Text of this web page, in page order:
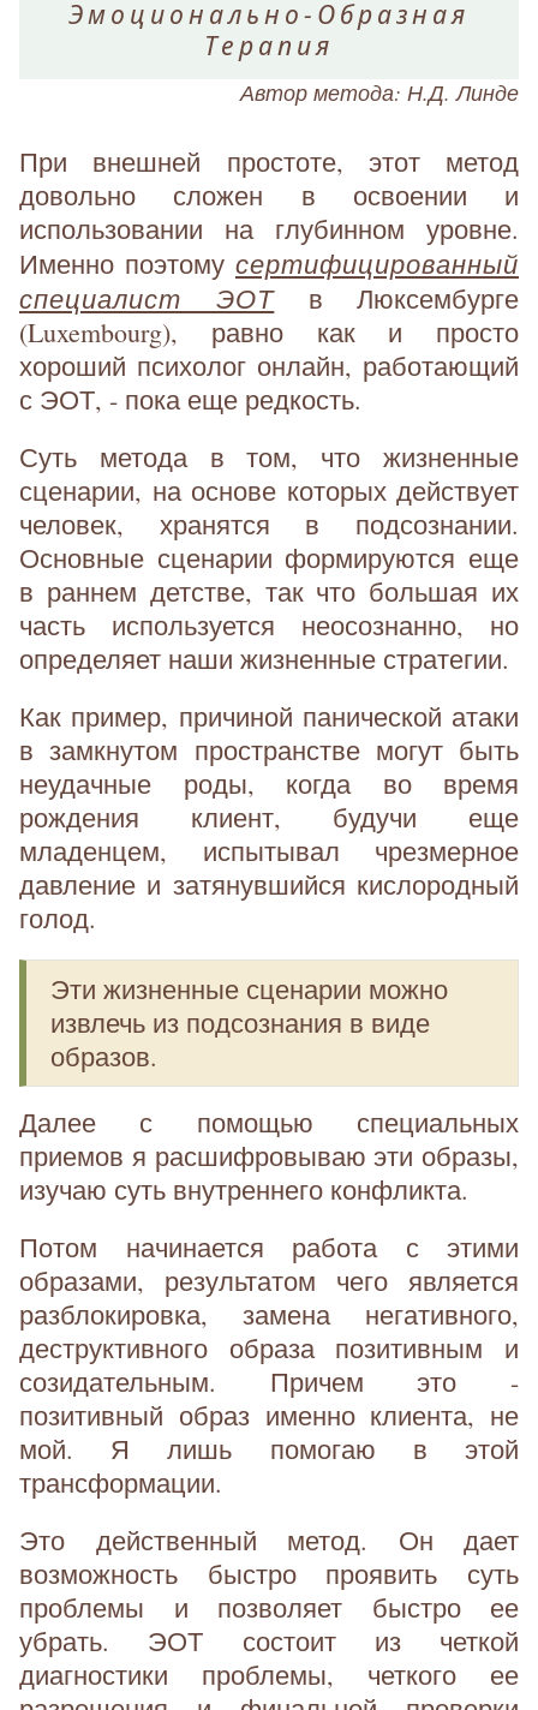
Эмоционально-Образная
Терапия
Автор метода: Н.Д. Линде
При внешней простоте, этот метод
довольно сложен в освоении и
использовании на глубинном уровне.
Именно поэтому сертифицированный
специалист ЭОТв Люксембурге
(Luxembourg), равно как и просто
хороший психолог онлайн, работающий
с ЭОТ, - пока еще редкость.
Суть метода в том, что жизненные
сценарии, на основе которых действует
человек, хранятся в подсознании.
Основные сценарии формируются еще
в раннем детстве, так что большая их
часть используется неосознанно, но
определяет наши жизненные стратегии.
Как пример, причиной панической атаки
в замкнутом пространстве могут быть
неудачные роды, когда во время
рождения клиент, будучи еще
младенцем, испытывал чрезмерное
давление и затянувшийся кислородный
голод.
Эти жизненные сценарии можно
извлечь из подсознания в виде
образов.
Далее с помощью специальных
приемов я расшифровываю эти образы,
изучаю суть внутреннего конфликта.
Потом начинается работа с этими
образами, результатом чего является
разблокировка, замена негативного,
деструктивного образа позитивным и
созидательным. Причем это -
позитивный образ именно клиента, не
мой. Я лишь помогаю в этой
трансформации.
Это действенный метод. Он дает
возможность быстро проявить суть
проблемы и позволяет быстро ее
убрать. ЭОТ состоит из четкой
диагностики проблемы, четкого ее